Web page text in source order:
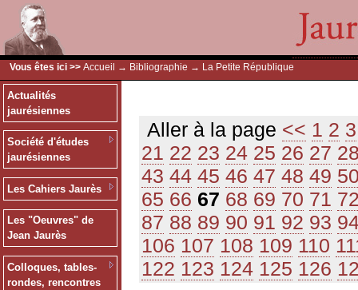
Vous êtes ici >> Accueil → Bibliographie → La Petite République
Actualités
jaurésiennes
Société d'études
jaurésiennes
Les Cahiers Jaurès
Les "Oeuvres" de
Jean Jaurès
Colloques, tables-
rondes, rencontres
Aller à la page << 1 2 3
21 22 23 24 25 26 27
43 44 45 46 47 48 49
65 66 67 68 69 70 71
87 88 89 90 91 92 93
106 107 108 109 110
122 123 124 125 126